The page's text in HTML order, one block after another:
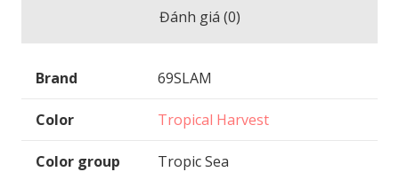
Đánh giá (0)
Brand 69SLAM
Color Tropical Harvest
Color group Tropic Sea